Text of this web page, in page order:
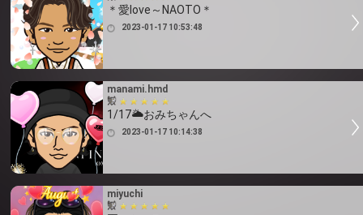
＊愛love～NAOTO＊
2023-01-17 10:53:48
manami.hmd
1/17🌥おみちゃんへ
2023-01-17 10:14:38
miyuchi